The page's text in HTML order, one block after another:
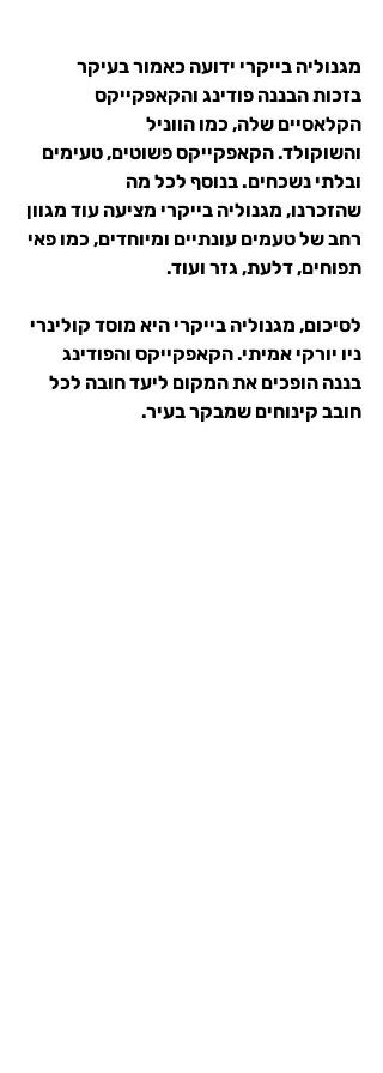
מגנוליה בייקרי ידועה כאמור בעיקר
בזכות הבננה פודינג והקאפקייקס
הקלאסיים שלה, כמו הווניל
והשוקולד. הקאפקייקס פשוטים, טעימים
ובלתי נשכחים. בנוסף לכל מה
שהזכרנו, מגנוליה בייקרי מציעה עוד מגוון
רחב של טעמים עונתיים ומיוחדים, כמו פאי
תפוחים, דלעת, גזר ועוד.
לסיכום, מגנוליה בייקרי היא מוסד קולינרי
ניו יורקי אמיתי. הקאפקייקס והפודינג
בננה הופכים את המקום ליעד חובה לכל
חובב קינוחים שמבקר בעיר.